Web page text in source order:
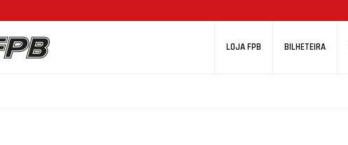
LOJA FPB BILHETEIRA